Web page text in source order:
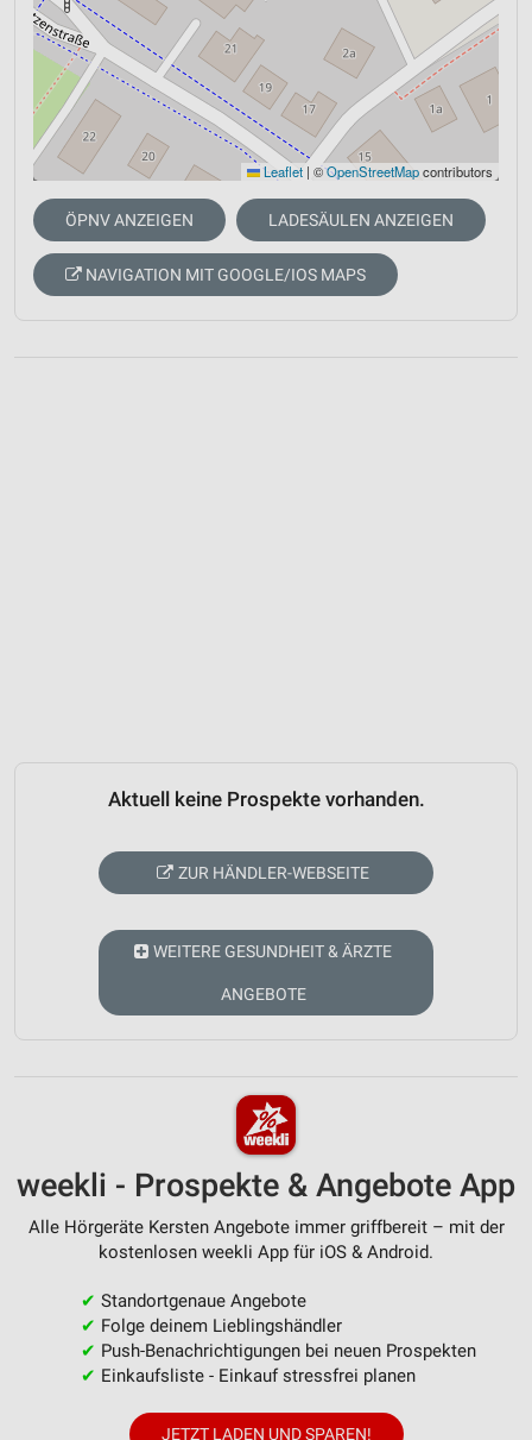
Leaflet | ©OpenStreetMapcontributors
ÖPNV ANZEIGEN LADESÄULEN ANZEIGEN
NAVIGATION MIT GOOGLE/IOS MAPS
Aktuell keine Prospekte vorhanden.
ZUR HÄNDLER-WEBSEITE
WEITERE GESUNDHEIT & ÄRZTE
ANGEBOTE
weekli - Prospekte & Angebote App
Alle Hörgeräte Kersten Angebote immer griffbereit – mit der
kostenlosen weekli App für iOS & Android.
✔ Standortgenaue Angebote
✔ Folge deinem Lieblingshändler
✔ Push-Benachrichtigungen bei neuen Prospekten
✔ Einkaufsliste - Einkauf stressfrei planen
JETZT LADEN UND SPAREN!